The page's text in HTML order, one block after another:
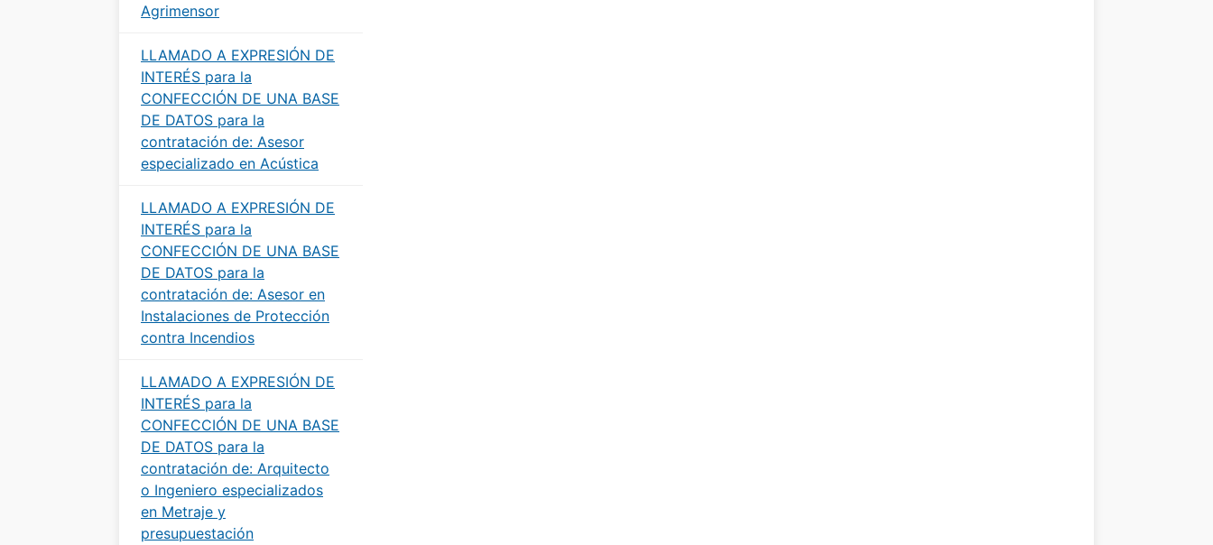
Agrimensor
LLAMADO A EXPRESIÓN DE
INTERÉS para la
CONFECCIÓN DE UNA BASE
DE DATOS para la
contratación de: Asesor
especializado en Acústica
LLAMADO A EXPRESIÓN DE
INTERÉS para la
CONFECCIÓN DE UNA BASE
DE DATOS para la
contratación de: Asesor en
Instalaciones de Protección
contra Incendios
LLAMADO A EXPRESIÓN DE
INTERÉS para la
CONFECCIÓN DE UNA BASE
DE DATOS para la
contratación de: Arquitecto
o Ingeniero especializados
en Metraje y
presupuestación